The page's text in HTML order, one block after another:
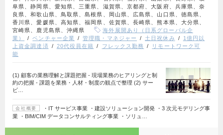
阜県、静岡県、愛知県、三重県、滋賀県、京都府、大阪府、兵庫県、奈
良県、和歌山県、鳥取県、島根県、岡山県、広島県、山口県、徳島県、
香川県、愛媛県、高知県、福岡県、佐賀県、長崎県、熊本県、大分県、
宮崎県、鹿児島県、沖縄県
海外展開あり（日系グローバル企
業）
ベンチャー企業 管理職・マネジャー 土日祝休み
1億円以
上資金調達済
20代役員在籍 フレックス勤務
リモートワーク可
能
(1) 顧客の業務理解と課題把握 - 現場業務のヒアリングと制
約の把握 - 課題を業務・人材・制度の観点で整理 (2) サー
ビ…
会社概要
・IT サービス事業 ・建設ソリューション開発 ・3 次元モデリング事
業 ・BIM/CIM データコンサルティング事業 ・ソリュ…